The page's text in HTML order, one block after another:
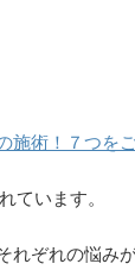
施術！７つを
ています。
れぞれの悩み